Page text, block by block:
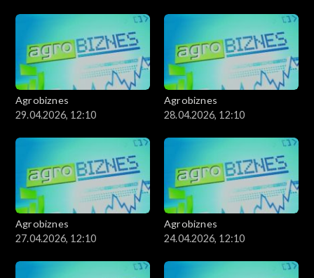
Agrobiznes
29.04.2026, 12:10
Agrobiznes
28.04.2026, 12:10
Agrobiznes
27.04.2026, 12:10
Agrobiznes
24.04.2026, 12:10